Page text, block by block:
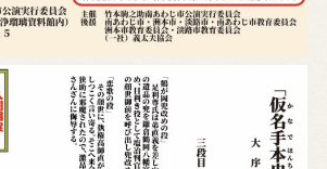
に南あわじの求人情報ページへ移動します